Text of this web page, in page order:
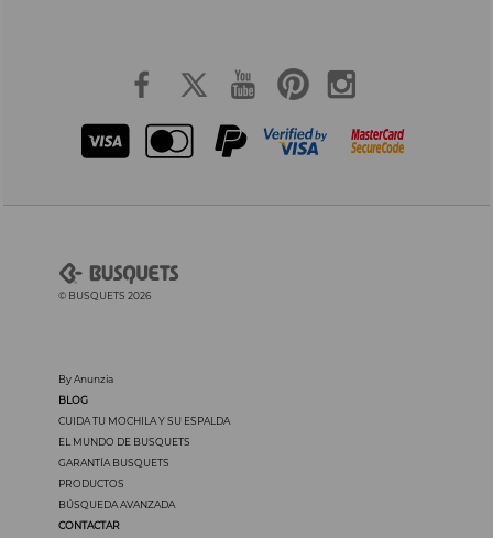
© BUSQUETS 2026
By Anunzia
BLOG
CUIDA TU MOCHILA Y SU ESPALDA
EL MUNDO DE BUSQUETS
GARANTÍA BUSQUETS
PRODUCTOS
BÚSQUEDA AVANZADA
CONTACTAR